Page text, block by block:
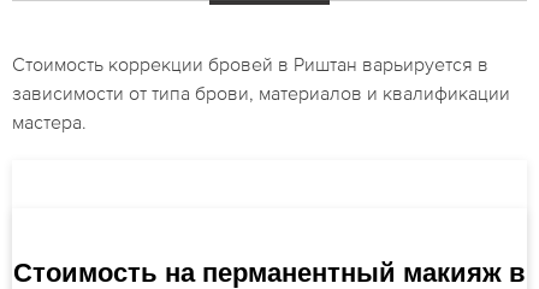
Стоимость коррекции бровей в Риштан варьируется в
зависимости от типа брови, материалов и квалификации
мастера.
Стоимость на перманентный макияж в